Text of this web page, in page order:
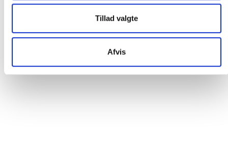
Tillad valgte
Afvis